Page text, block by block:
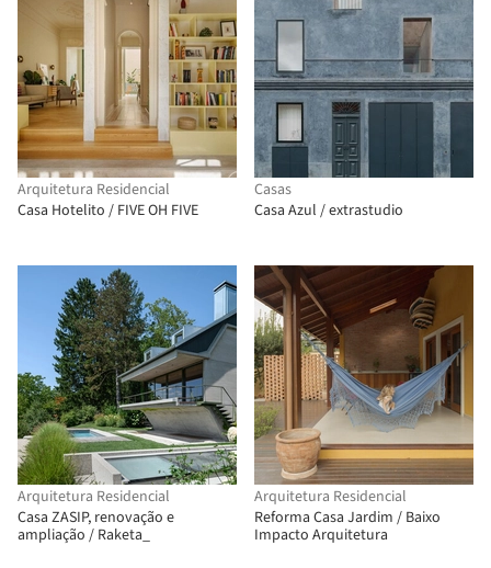
Arquitetura Residencial
Casa Hotelito / FIVE OH FIVE
Casas
Casa Azul / extrastudio
Arquitetura Residencial
Casa ZASIP, renovação e
ampliação / Raketa_
Arquitetura Residencial
Reforma Casa Jardim / Baixo
Impacto Arquitetura